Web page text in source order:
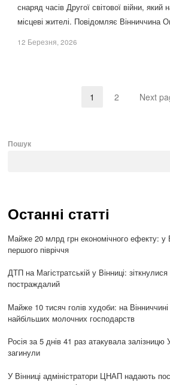
снаряд часів Другої світової війни, який
місцеві жителі. Повідомляє Вінниччина
12 Березня, 2026
Page
1 Page
2 Next
Пошук
Останні статті
Майже 20 млрд грн економічного ефекту: у
першого півріччя
ДТП на Магістратській у Вінниці:
постраждалий
Майже 10 тисяч голів худоби: на
найбільших молочних господарств
Росія за 5 днів 41 раз атакувала залізницю
загинули
У Вінниці адміністратори ЦНАП надають